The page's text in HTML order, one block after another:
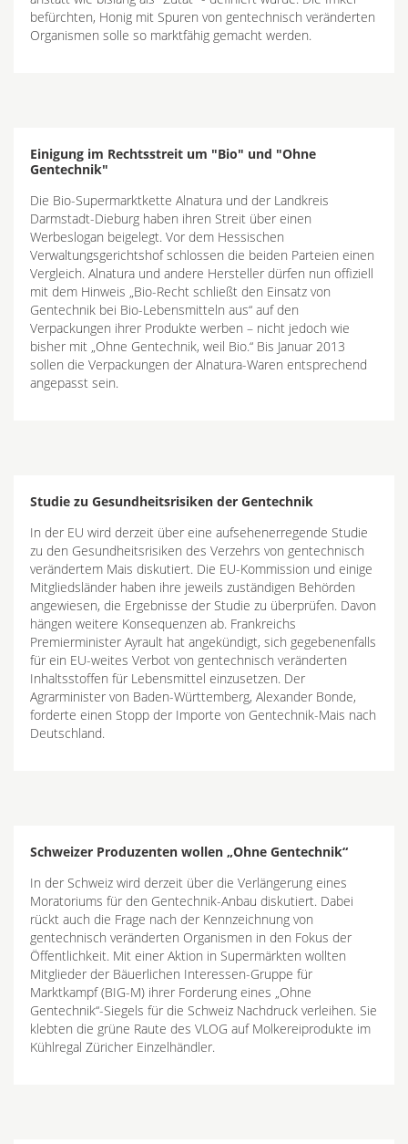
befürchten, Honig mit Spuren von gentechnisch veränderten
Organismen solle so marktfähig gemacht werden.
Einigung im Rechtsstreit um "Bio" und "Ohne
Gentechnik"
Die Bio-Supermarktkette Alnatura und der Landkreis
Darmstadt-Dieburg haben ihren Streit über einen
Werbeslogan beigelegt. Vor dem Hessischen
Verwaltungsgerichtshof schlossen die beiden Parteien einen
Vergleich. Alnatura und andere Hersteller dürfen nun offiziell
mit dem Hinweis „Bio-Recht schließt den Einsatz von
Gentechnik bei Bio-Lebensmitteln aus“ auf den
Verpackungen ihrer Produkte werben – nicht jedoch wie
bisher mit „Ohne Gentechnik, weil Bio.“ Bis Januar 2013
sollen die Verpackungen der Alnatura-Waren entsprechend
angepasst sein.
Studie zu Gesundheitsrisiken der Gentechnik
In der EU wird derzeit über eine aufsehenerregende Studie
zu den Gesundheitsrisiken des Verzehrs von gentechnisch
verändertem Mais diskutiert. Die EU-Kommission und einige
Mitgliedsländer haben ihre jeweils zuständigen Behörden
angewiesen, die Ergebnisse der Studie zu überprüfen. Davon
hängen weitere Konsequenzen ab. Frankreichs
Premierminister Ayrault hat angekündigt, sich gegebenenfalls
für ein EU-weites Verbot von gentechnisch veränderten
Inhaltsstoffen für Lebensmittel einzusetzen. Der
Agrarminister von Baden-Württemberg, Alexander Bonde,
forderte einen Stopp der Importe von Gentechnik-Mais nach
Deutschland.
Schweizer Produzenten wollen „Ohne Gentechnik“
In der Schweiz wird derzeit über die Verlängerung eines
Moratoriums für den Gentechnik-Anbau diskutiert. Dabei
rückt auch die Frage nach der Kennzeichnung von
gentechnisch veränderten Organismen in den Fokus der
Öffentlichkeit. Mit einer Aktion in Supermärkten wollten
Mitglieder der Bäuerlichen Interessen-Gruppe für
Marktkampf (BIG-M) ihrer Forderung eines „Ohne
Gentechnik“-Siegels für die Schweiz Nachdruck verleihen. Sie
klebten die grüne Raute des VLOG auf Molkereiprodukte im
Kühlregal Züricher Einzelhändler.